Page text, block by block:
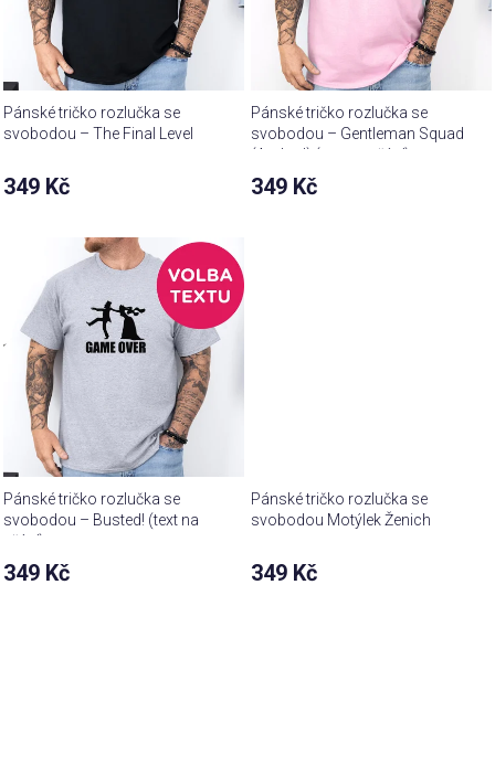
Pánské tričko rozlučka se
svobodou – The Final Level
349 Kč
Pánské tričko rozlučka se
svobodou – Gentleman Squad
(Arched) (text na přání)
349 Kč
Pánské tričko rozlučka se
svobodou – Busted! (text na
přání)
349 Kč
Pánské tričko rozlučka se
svobodou Motýlek Ženich
349 Kč